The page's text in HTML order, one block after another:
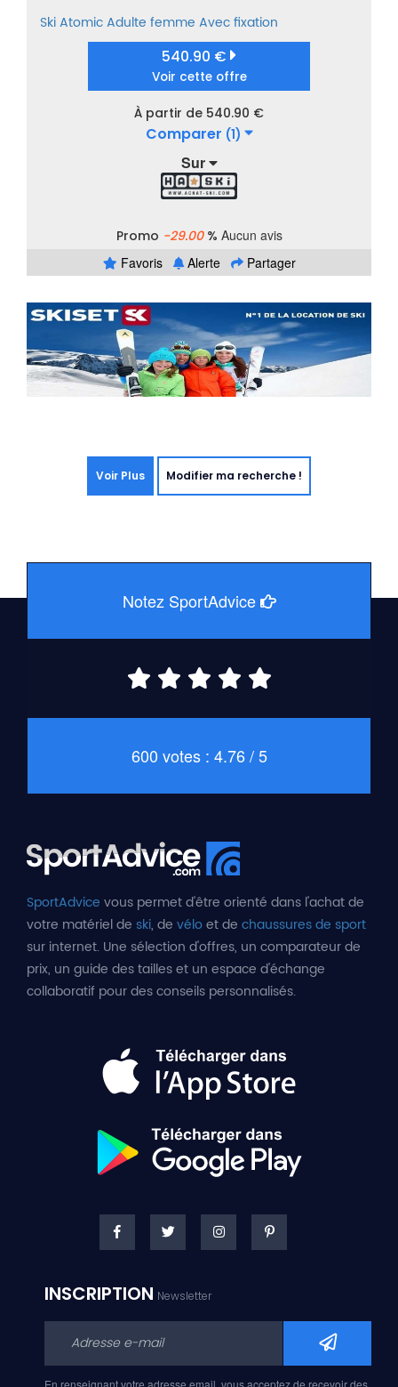
SkiAtomicAdulte femme Avec fixation
540.90 €
Voir cette offre
À partir de 540.90 €
Comparer (1)
Sur
Promo -29.00% Aucun avis
Favoris
Alerte Partager
Voir Plus Modifier ma recherche !
Notez SportAdvice
600 votes : 4.76 / 5
SportAdvice vous permet d'être orienté dans l'achat de
votre matériel de ski, de véloet de chaussures de sport
sur internet. Une sélection d'offres, un comparateur de
prix, un guide des tailles et un espace d'échange
collaboratif pour des conseils personnalisés.
INSCRIPTION Newsletter
En renseignant votre adresse email, vous acceptez de recevoir des